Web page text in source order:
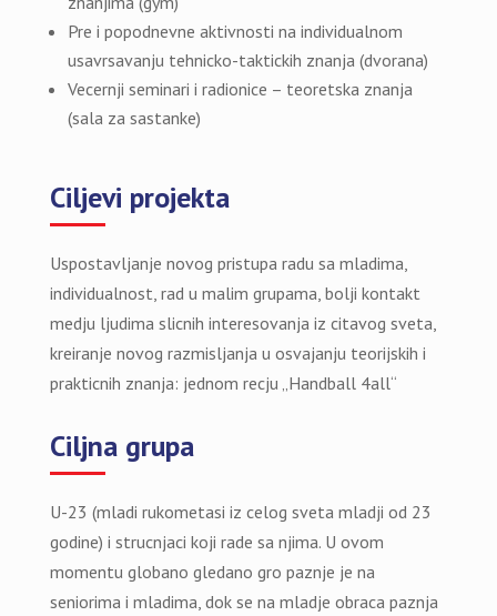
Pre i popodnevne aktivnosti na individualnom
usavrsavanju tehnicko-taktickih znanja (dvorana)
Vecernji seminari i radionice – teoretska znanja
(sala za sastanke)
Ciljevi projekta
Uspostavljanje novog pristupa radu sa mladima,
individualnost, rad u malim grupama, bolji kontakt
medju ljudima slicnih interesovanja iz citavog sveta,
kreiranje novog razmisljanja u osvajanju teorijskih i
prakticnih znanja: jednom recju „Handball 4all“
Ciljna grupa
U-23 (mladi rukometasi iz celog sveta mladji od 23
godine) i strucnjaci koji rade sa njima. U ovom
momentu globano gledano gro paznje je na
seniorima i mladima, dok se na mladje obraca paznja